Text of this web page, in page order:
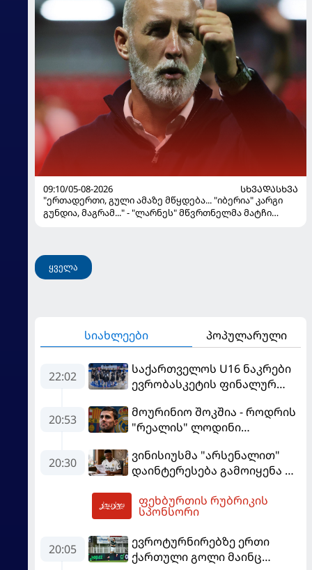
09:10/05-08-2026
ᲡᲮᲕᲐᲓᲐᲡᲮᲕᲐ
"ერთადერთი, გული ამაზე მწყდება... "იბერია" კარგი
გუნდია, მაგრამ..." - "ლარნეს" მწვრთნელმა მატჩი
ყველა
სიახლეები პოპულარული
22:02
საქართველოს U16 ნაკრები
ევრობასკეტის ფინალურ
ასპარეზობას იწყებს
20:53
მოურინიო შოკშია - როდრის
"რეალის" ლოდინი
"ბარსელონაში" გადადის
20:30
ვინისიუსმა "არსენალით"
დაინტერესება გამოიყენა და
მომგებიანად გააგრძელა
ფეხბურთის რუბრიკის
სპონსორი
20:05
ევროტურნირებზე ერთი
ქართული გოლი მაინც